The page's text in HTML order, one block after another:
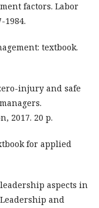
factors. Labor
1984.
textbook.
injury and safe
2017. 20 p.
for applied
aspects in
and